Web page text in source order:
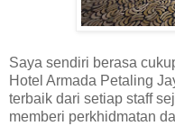
Saya sendiri berasa
Hotel Armada Petaling
terbaik dari setiap staff
memberi perkhidmatan